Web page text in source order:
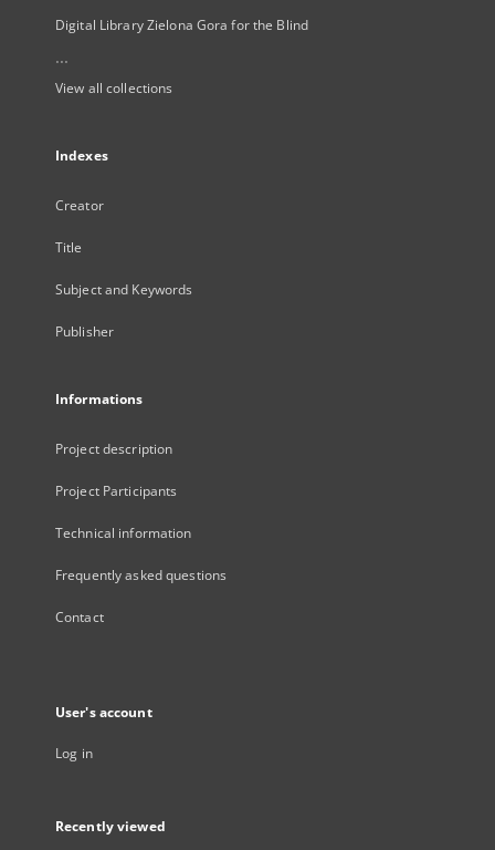
Digital Library Zielona Gora for the Blind
...
View all collections
Indexes
Creator
Title
Subject and Keywords
Publisher
Informations
Project description
Project Participants
Technical information
Frequently asked questions
Contact
User's account
Log in
Recently viewed